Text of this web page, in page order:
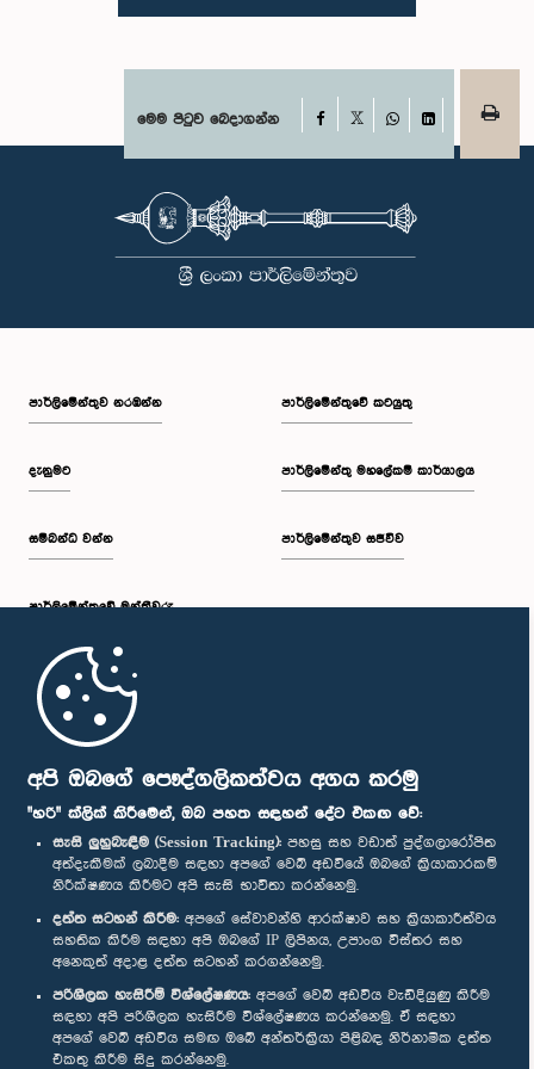
අපි ඔබගේ පෞද්ගලිකත්වය අගය කරමු
"හරි" ක්ලික් කිරීමෙන්, ඔබ පහත සඳහන් දේට එකඟ වේ:
සැසි ලුහුබැඳීම (Session Tracking): පහසු සහ වඩාත් පුද්ගලාරෝපිත
අත්දැකීමක් ලබාදීම සඳහා අපගේ වෙබ් අඩවියේ ඔබගේ ක්‍රියාකාරකම්
නිරීක්ෂණය කිරීමට අපි සැසි භාවිතා කරන්නෙමු.
දත්ත සටහන් කිරීම: අපගේ සේවාවන්හි ආරක්ෂාව සහ ක්‍රියාකාරීත්වය
සහතික කිරීම සඳහා අපි ඔබගේ IP ලිපිනය, උපාංග විස්තර සහ
අනෙකුත් අදාළ දත්ත සටහන් කරගන්නෙමු.
පරිශීලක හැසිරීම් විශ්ලේෂණය: අපගේ වෙබ් අඩවිය වැඩිදියුණු කිරීම
සඳහා අපි පරිශීලක හැසිරීම විශ්ලේෂණය කරන්නෙමු. ඒ සඳහා
අපගේ වෙබ් අඩවිය සමඟ ඔබේ අන්තර්ක්‍රියා පිළිබඳ නිර්නාමික දත්ත
එකතු කිරීම සිදු කරන්නෙමු.
පෙබරවාරි මස 17 වැනි දින ආචාරධර්ම හා වරප්‍රසාද පිළිබඳ කාරක සභාව
හමුවේ පෙනී සිටිනු ලැබූ අතර, එහිදී, ඔවුන් විසින් සිය හැසිරීම සම්බන්ධයෙන්
අවංකවම සමාව අයැද සිටින බව සඳහන් කෙරිණි. පාර්ලිමේන්තු කාරක
සභාවල අධිකාරිය, ගෞරවය සහ ස්ථාපිත ක්‍රියාපටිපාටිවලට ගෞරව කිරීමේ
වැදගත්කම පිළිබඳව නිසි අවබෝධයකින් යුතුව තම ක්‍රියාවන්හි බරපතලකම
වරප්‍රසාද පිළිබඳ කාරක සභාව සහ පොදු ව්‍යාපාර පිළිබඳ කාරක සභාවේ
සභාපතිවරයා විසින් ඒ පිළිබඳව නිසි පරිදි සලකා බැලීමෙන් අනතුරුව, ඉහත
කී නිලධාරීන්ට සමාව ලබා දෙන ලෙස කරන ලද ඉල්ලීම පිළිගන්නා
ලදී. පාර්ලිමේන්තු කාරක සභා රැස්වීම් සඳහා පෙනී සිටින සියලුම පුද්ගලයන්
සෑම අවස්ථාවකදීම ඉහළම මට්ටමින් ආචාරධර්ම හා හැසිරීම් අනුගමනය
පාර්ලිමේන්තුවේ ගරුත්වය හා අධිකාරිය ආරක්ෂා කරමින් කටයුතු කිරීමත්
මෙම පිටුව බෙදාගන්න Facebook
WhatsAppLinkedIn
පාර්ලි‌මේන්තුව නරඹන්න
දැනුමට
සම්බන්ධ වන්න
පාර්ලි‌මේන්තුවේ මන්ත්‍රීවරු
මුල් පිටුව
පාර්ලිමේන්තුවේ කටයුතු
පාර්ලිමේන්තු මහලේකම් කාර්යාලය
පාර්ලිමේන්තුව සජීවීව
පාර්ලිමේන්තු ජංගම යෙදුම
අප හා සම්බන්ධ වී සිටින්න :
සම්මාන
පෞද්ගලිකත්ව ප්‍රතිපත්තිය